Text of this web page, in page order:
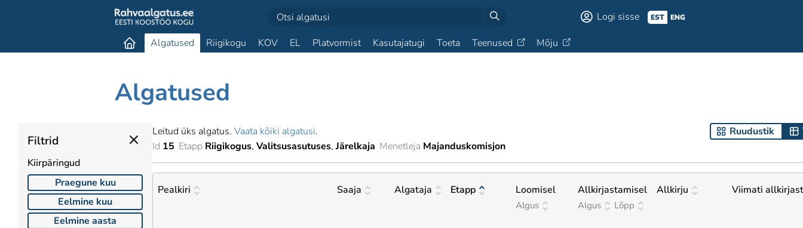
Logi sisse EST ENG
Algatused Riigikogu KOV EL Platvormist Kasutajatugi Toeta Teenused Mõju
Algatused
Filtrid
Kiirpäringud
Praegune kuu
Eelmine kuu
Eelmine aasta
Leitud üks algatus. Vaata kõiki algatusi. Ruudustik
Id 15 Etapp Riigikogus Valitsusasutuses Järelkaja Menetleja Majanduskomisjon
Pealkiri Saaja Algataja Etapp Loomisel
Algus
Allkirjastamisel
Algus Lõpp
Allkirju Viimati